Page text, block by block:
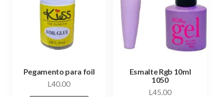
Pegamento para foil
L40.00
Esmalte Rgb 10ml
1050
L45.00